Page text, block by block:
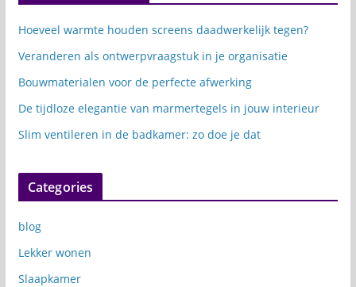
Hoeveel warmte houden screens daadwerkelijk tegen?
Veranderen als ontwerpvraagstuk in je organisatie
Bouwmaterialen voor de perfecte afwerking
De tijdloze elegantie van marmertegels in jouw interieur
Slim ventileren in de badkamer: zo doe je dat
Categories
blog
Lekker wonen
Slaapkamer